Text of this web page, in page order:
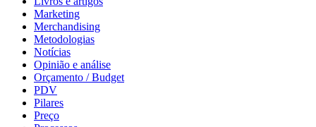
Marketing
Merchandising
Metodologias
Notícias
Opinião e análise
Orçamento / Budget
PDV
Pilares
Preço